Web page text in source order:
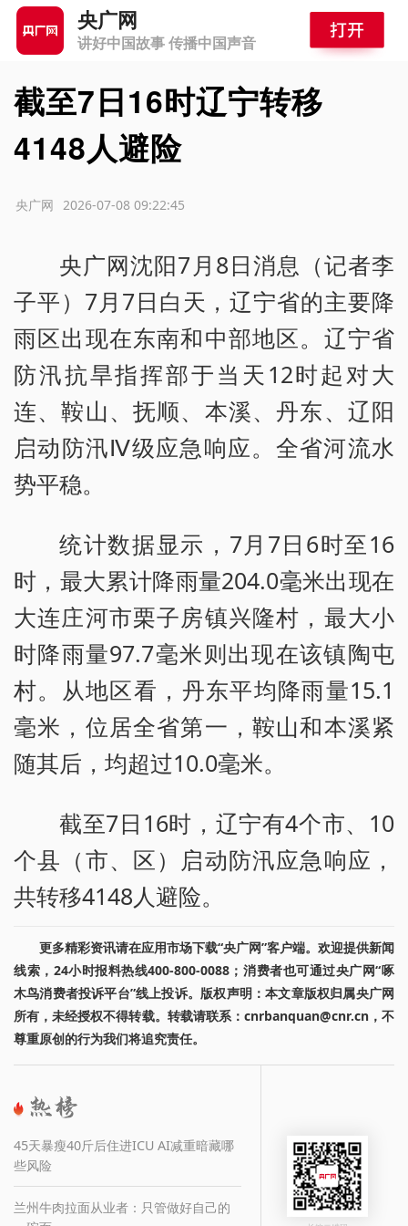
央广网
讲好中国故事 传播中国声音
截至7日16时辽宁转移
4148人避险
2026-07-08 09:22:45
央广网
央广网沈阳7月8日消息（记者李
子平）7月7日白天，辽宁省的主要降
雨区出现在东南和中部地区。辽宁省
防汛抗旱指挥部于当天12时起对大
连、鞍山、抚顺、本溪、丹东、辽阳
启动防汛Ⅳ级应急响应。全省河流水
势平稳。
统计数据显示，7月7日6时至16
时，最大累计降雨量204.0毫米出现在
大连庄河市栗子房镇兴隆村，最大小
时降雨量97.7毫米则出现在该镇陶屯
村。从地区看，丹东平均降雨量15.1
毫米，位居全省第一，鞍山和本溪紧
随其后，均超过10.0毫米。
截至7日16时，辽宁有4个市、10
个县（市、区）启动防汛应急响应，
共转移4148人避险。
更多精彩资讯请在应用市场下载“央广网”客户端。欢迎提供新闻
线索，24小时报料热线400-800-0088；消费者也可通过央广网“啄
木鸟消费者投诉平台”线上投诉。版权声明：本文章版权归属央广网
所有，未经授权不得转载。转载请联系：cnrbanquan@cnr.cn，不
尊重原创的行为我们将追究责任。
45天暴瘦40斤后住进ICU AI减重暗藏哪
些风险
兰州牛肉拉面从业者：只管做好自己的